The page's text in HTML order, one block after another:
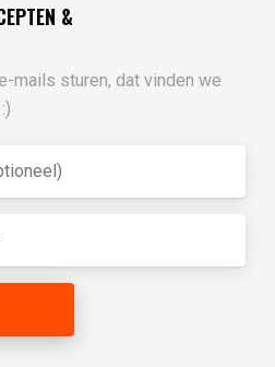
&
mails sturen, dat vinden we